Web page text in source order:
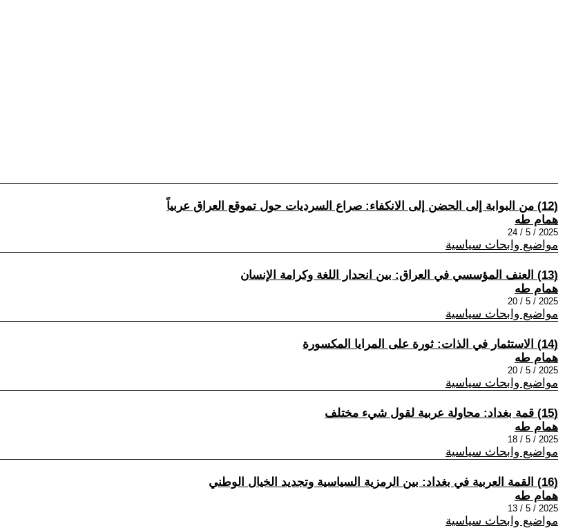
(12) من البوابة إلى الحضن إلى الانكفاء: صراع السرديات حول تموقع العراق عربياً
همام طه
2025 / 5 / 24
مواضيع وابحاث سياسية
(13) العنف المؤسسي في العراق: بين انحدار اللغة وكرامة الإنسان
همام طه
2025 / 5 / 20
مواضيع وابحاث سياسية
(14) الاستثمار في الذات: ثورة على المرايا المكسورة
همام طه
2025 / 5 / 20
مواضيع وابحاث سياسية
(15) قمة بغداد: محاولة عربية لقول شيء مختلف
همام طه
2025 / 5 / 18
مواضيع وابحاث سياسية
(16) القمة العربية في بغداد: بين الرمزية السياسية وتجديد الخيال الوطني
همام طه
2025 / 5 / 13
مواضيع وابحاث سياسية